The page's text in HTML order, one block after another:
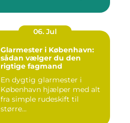
06. Jul
Glarmester i København:
sådan vælger du den
rigtige fagmand
En dygtig glarmester i
København hjælper med alt
fra simple rudeskift til
større...